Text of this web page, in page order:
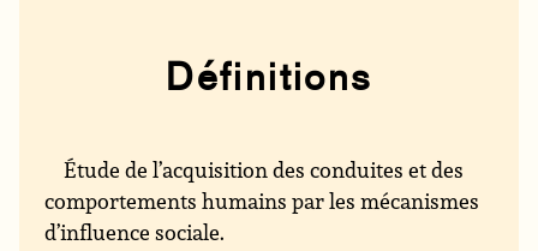
Définitions
Étude de l’acquisition des conduites et des
comportements humains par les mécanismes
d’influence sociale.